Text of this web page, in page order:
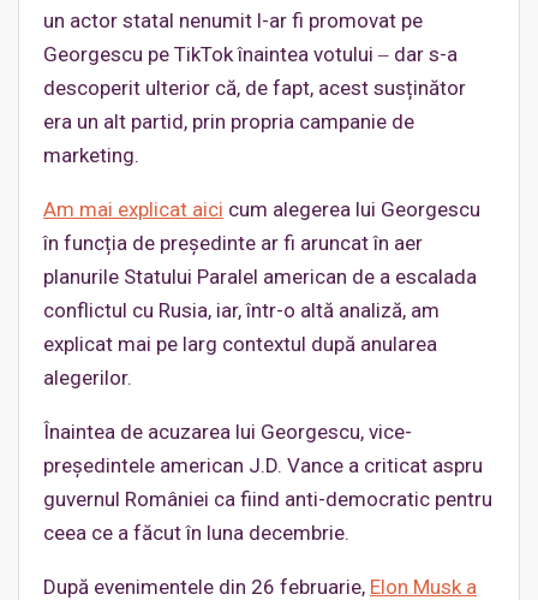
un actor statal nenumit l-ar fi promovat pe
Georgescu pe TikTok înaintea votului ‒ dar s-a
descoperit ulterior că, de fapt, acest susținător
era un alt partid, prin propria campanie de
marketing.
Am mai explicat aici cum alegerea lui Georgescu
în funcția de președinte ar fi aruncat în aer
planurile Statului Paralel american de a escalada
conflictul cu Rusia, iar, într-o altă analiză, am
explicat mai pe larg contextul după anularea
alegerilor.
Înaintea de acuzarea lui Georgescu, vice-
președintele american J.D. Vance a criticat aspru
guvernul României ca fiind anti-democratic pentru
ceea ce a făcut în luna decembrie.
După evenimentele din 26 februarie, Elon Musk a